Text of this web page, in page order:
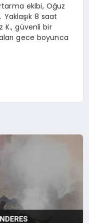
ekibi, Oğuz
8 saat
K., güvenli bir
gece boyunca